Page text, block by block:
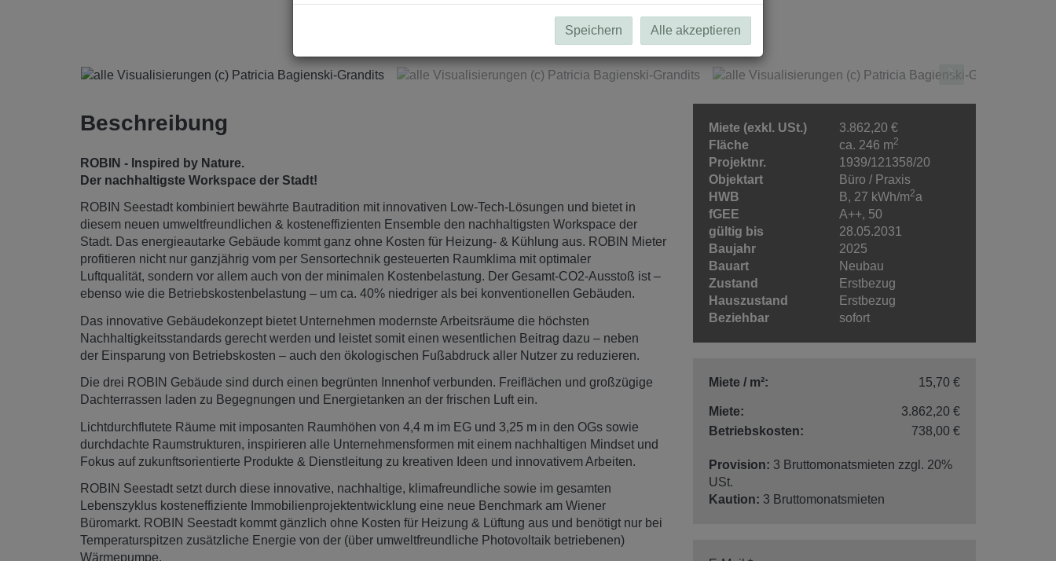
alle Visualisierungen (c) Patricia Bagienski-Grandits
Beschreibung
ROBIN - Inspired by Nature.
Der nachhaltigste Workspace der Stadt!
ROBIN Seestadt kombiniert bewährte Bautradition mit innovativen Low-Tech-Lösungen und bietet in
diesem neuen umweltfreundlichen & kosteneffizienten Ensemble den nachhaltigsten Workspace der
Stadt. Das energieautarke Gebäude kommt ganz ohne Kosten für Heizung- & Kühlung aus. ROBIN Mieter
profitieren nicht nur ganzjährig vom per Sensortechnik gesteuerten Raumklima mit optimaler
Luftqualität, sondern vor allem auch von der minimalen Kostenbelastung. Der Gesamt-CO2-Ausstoß ist –
ebenso wie die Betriebskostenbelastung – um ca. 40% niedriger als bei konventionellen Gebäuden.
Das innovative Gebäudekonzept bietet Unternehmen modernste Arbeitsräume die höchsten
Nachhaltigkeitsstandards gerecht werden und leistet somit einen wesentlichen Beitrag dazu – neben
der Einsparung von Betriebskosten – auch den ökologischen Fußabdruck aller Nutzer zu reduzieren.
Die drei ROBIN Gebäude sind durch einen begrünten Innenhof verbunden. Freiflächen und großzügige
Dachterrassen laden zu Begegnungen und Energietanken an der frischen Luft ein.
Lichtdurchflutete Räume mit imposanten Raumhöhen von 4,4 m im EG und 3,25 m in den OGs sowie
durchdachte Raumstrukturen, inspirieren alle Unternehmensformen mit einem nachhaltigen Mindset und
Fokus auf zukunftsorientierte Produkte & Dienstleitung zu kreativen Ideen und innovativem Arbeiten.
ROBIN Seestadt setzt durch diese innovative, nachhaltige, klimafreundliche sowie im gesamten
Lebenszyklus kosteneffiziente Immobilienprojektentwicklung eine neue Benchmark am Wiener
Büromarkt. ROBIN Seestadt kommt gänzlich ohne Kosten für Heizung & Lüftung aus und benötigt nur bei
Temperaturspitzen zusätzliche Energie von der (über umweltfreundliche Photovoltaik betriebenen)
Wärmepumpe.
Miete (exkl. USt.)
3.862,20 €
Fläche
ca. 246 m2
Projektnr.
1939/121358/20
Objektart
Büro / Praxis
HWB
B, 27 kWh/m2a
fGEE
A++, 50
gültig bis
28.05.2031
Baujahr
2025
Bauart
Neubau
Zustand
Erstbezug
Hauszustand
Erstbezug
Beziehbar
sofort
Miete / m²: 15,70 €
Miete:
3.862,20 €
Betriebskosten:
738,00 €
Provision: 3 Bruttomonatsmieten zzgl. 20%
USt.
Kaution: 3 Bruttomonatsmieten
Speichern Alle akzeptieren